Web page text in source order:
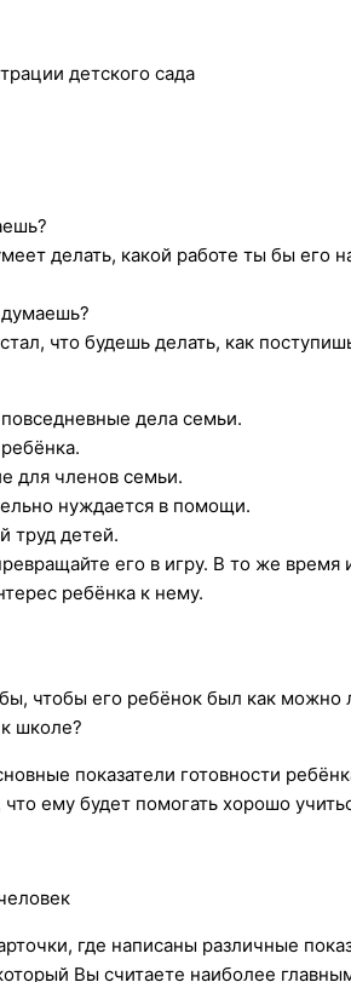
детского сада
делать, какой работе ты бы его
что будешь делать, как
дела семьи.
для членов семьи.
нуждается в помощи.
труд детей.
его в игру. В то же время
ребёнка к нему.
чтобы его ребёнок был как можно
школе?
показатели готовности
ему будет помогать хорошо
где написаны различные
Вы считаете наиболее